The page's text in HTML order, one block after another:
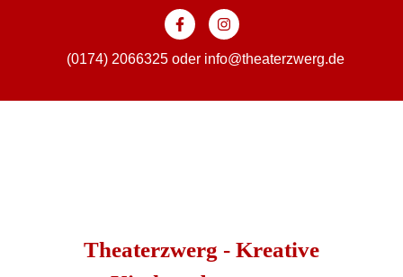
(0174) 2066325 oder info@theaterzwerg.de
Theaterzwerg - Kreative